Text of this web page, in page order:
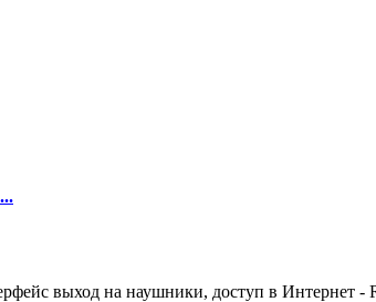
выход на наушники, доступ в Интернет -